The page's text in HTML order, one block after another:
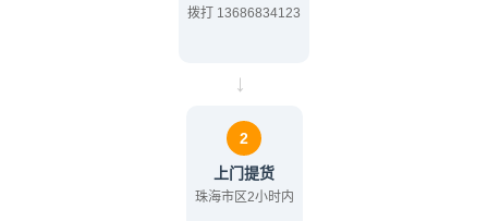
拨打 13686834123
→
2
上门提货
珠海市区2小时内